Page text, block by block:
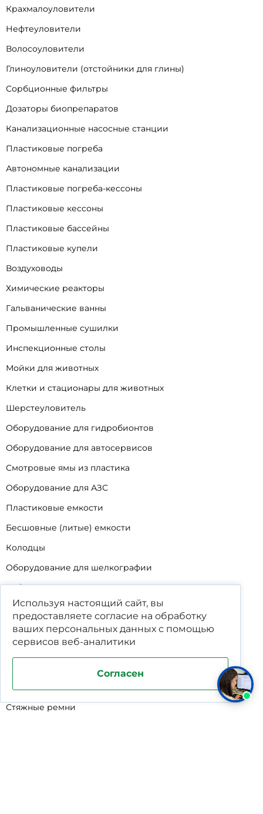
Крахмалоуловители
Нефтеуловители
Волосоуловители
Глиноуловители (отстойники для глины)
Сорбционные фильтры
Дозаторы биопрепаратов
Канализационные насосные станции
Пластиковые погреба
Автономные канализации
Пластиковые погреба-кессоны
Пластиковые кессоны
Пластиковые бассейны
Пластиковые купели
Воздуховоды
Химические реакторы
Гальванические ванны
Промышленные сушилки
Инспекционные столы
Мойки для животных
Клетки и стационары для животных
Шерстеуловитель
Оборудование для гидробионтов
Оборудование для автосервисов
Смотровые ямы из пластика
Оборудование для АЗС
Пластиковые емкости
Бесшовные (литые) емкости
Колодцы
Оборудование для шелкографии
Кабины для промывки и напыления
Технические мойки
Биопрепараты
Сигнализатор уровня
Подставка под жироуловители
Фильтр-мешки для пескоуловителей
Стяжные ремни
Используя настоящий сайт, вы
предоставляете согласие на обработку
ваших персональных данных с помощью
сервисов веб-аналитики
Согласен